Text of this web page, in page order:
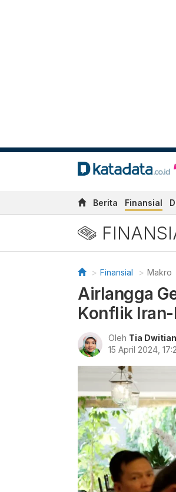
Berita Finansial
Finansial Makro
Airlangga
Konflik
Oleh Tia
15 April 2024,